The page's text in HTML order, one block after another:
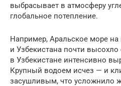
выбрасывает в атмосферу
глобальное потепление.
Например, Аральское море на
и Узбекистана почти высохло
в Узбекистане интенсивно
Крупный водоем исчез — и
засушливым, что усложнило